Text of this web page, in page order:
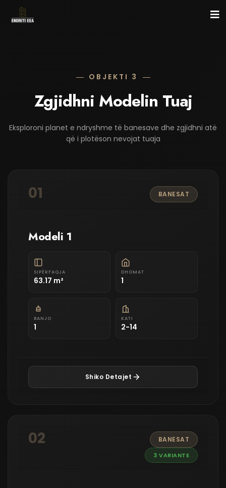
Galeria
Objekti 360°
Rreth nesh
+383 44324582
OBJEKTI 3
Zgjidhni Modelin Tuaj
Eksploroni planet e ndryshme të banesave dhe zgjidhni atë
që i plotëson nevojat tuaja
01 BANESAT
Modeli 1
SIPËRFAQJA
63.17 m²
DHOMAT
1
BANJO
1
KATI
2-14
Shiko Detajet
02 BANESAT
3 VARIANTE